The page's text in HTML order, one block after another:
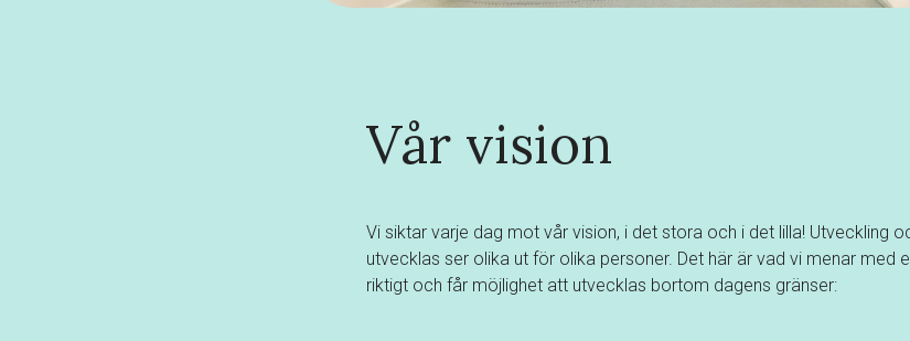
Vår vision
Vi siktar varje dag mot vår vision, i det stora och i det lilla! Utveckling
utvecklas ser olika ut för olika personer. Det här är vad vi menar med
riktigt och får möjlighet att utvecklas bortom dagens gränser: